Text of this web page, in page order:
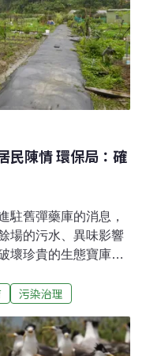
發電，初步估計台灣
六座台中火力發電
熱，可取代燃煤及核
民陳情 環保局：確
駐舊彈藥庫的消息，
場的污水、異味影響
壞珍貴的生態寶庫。
設施的用地需求，會
螢火蟲和蛙鳴「土城
代被軍方徵收做為彈
污染治理